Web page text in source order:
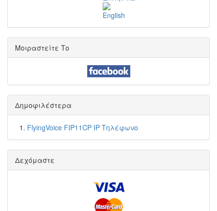
Μοιραστείτε Το
Δημοφιλέστερα
FlyingVoice FIP11CP IP Τηλέφωνο
Δεχόμαστε